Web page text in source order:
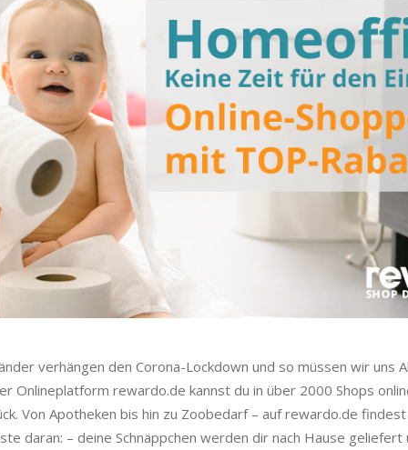
verhängen den Corona-Lockdown und so müssen wir uns
Onlineplatform rewardo.de kannst du in über 2000 Shops
Von Apotheken bis hin zu Zoobedarf – auf rewardo.de
daran: – deine Schnäppchen werden dir nach Hause geliefert